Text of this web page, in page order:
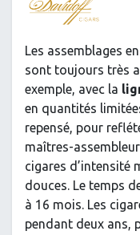
Les assemblages
sont toujours très
exemple, avec la
en quantités
repensé, pour
maîtres-
cigares d’intensité
douces. Le temps
à 16 mois. Les
pendant deux ans,